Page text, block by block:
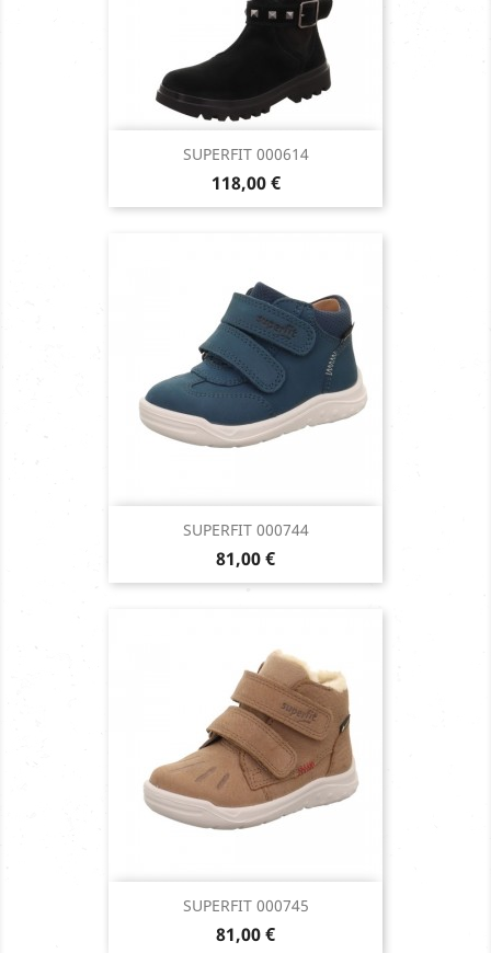
SUPERFIT 000614
Prix
118,00 €
SUPERFIT 000744
Prix
81,00 €
SUPERFIT 000745
Prix
81,00 €